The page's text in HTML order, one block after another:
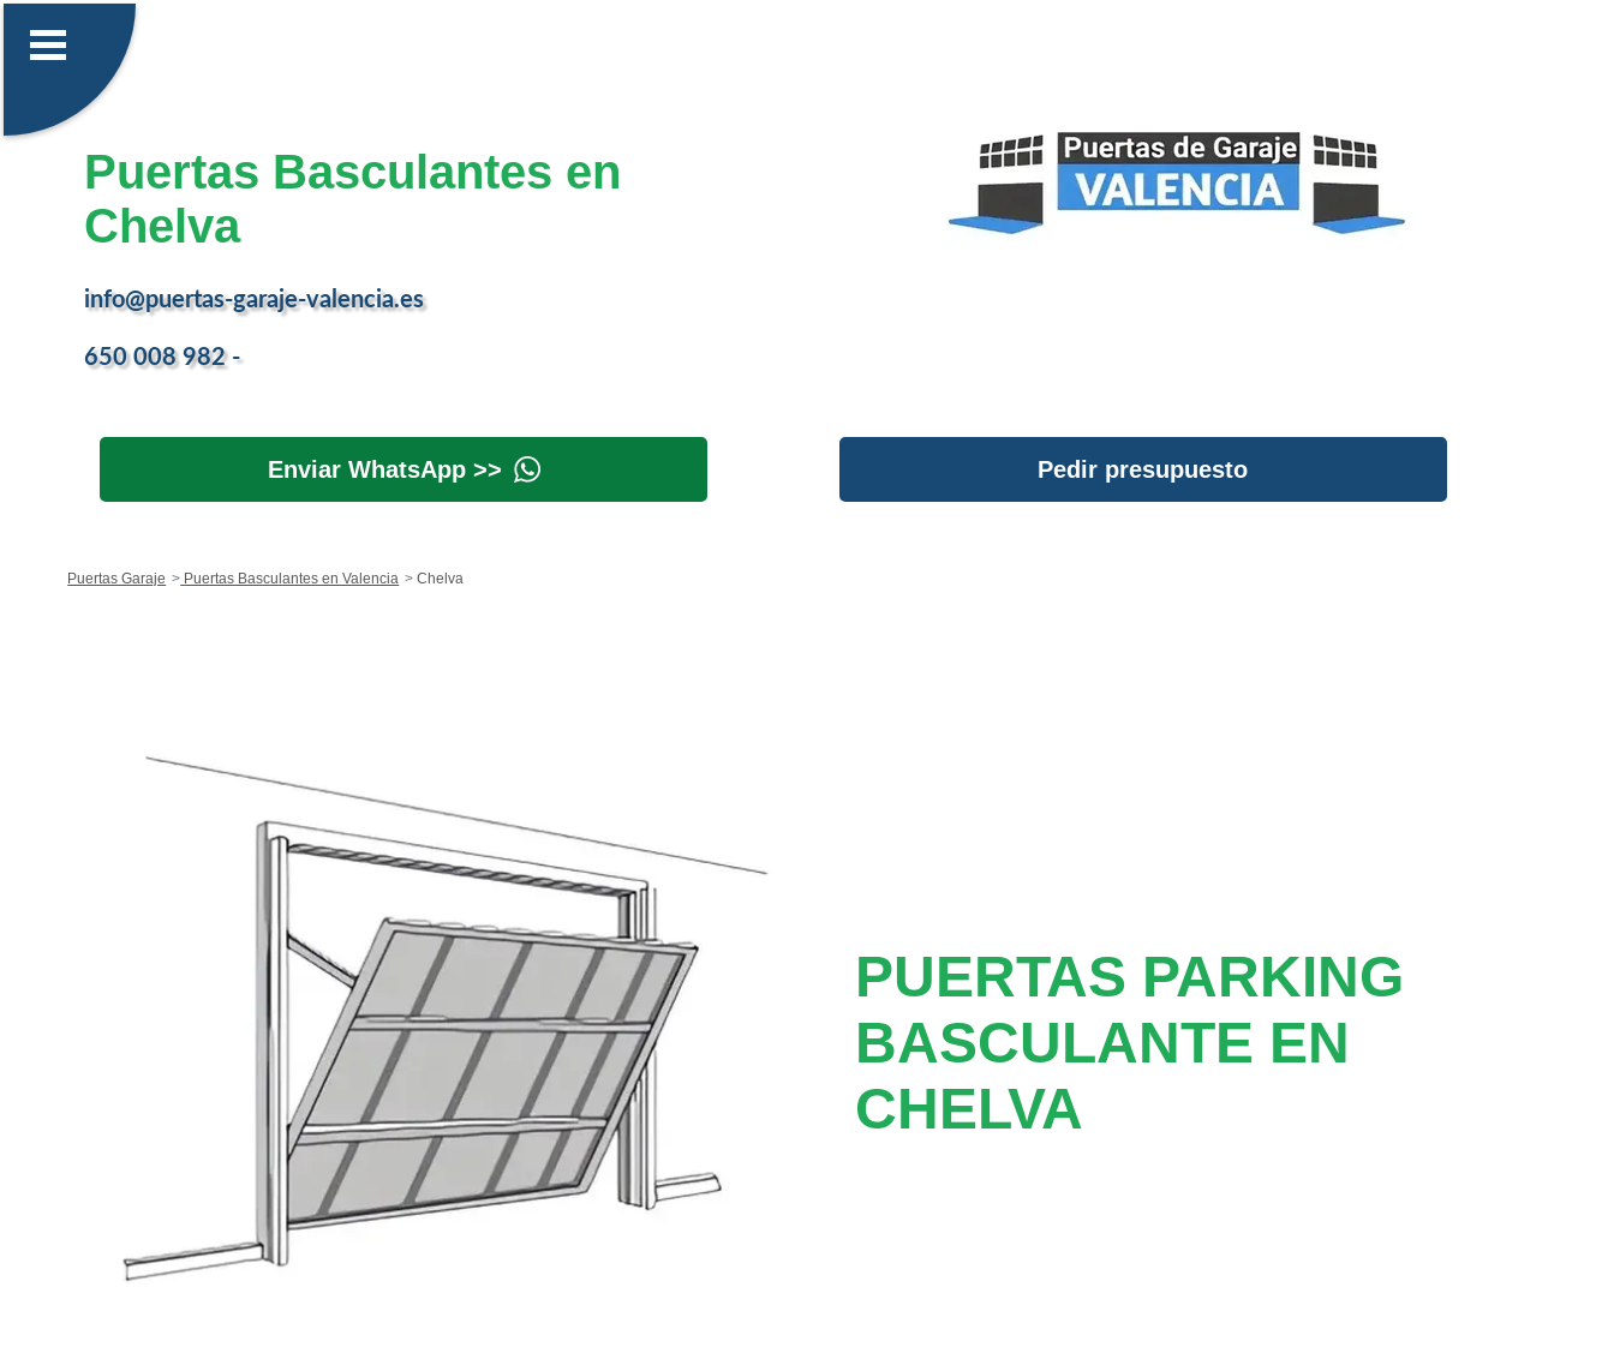
Puertas Basculantes en
Chelva
info@puertas-garaje-valencia.es
650 008 982 -
Enviar WhatsApp >> Pedir presupuesto
Puertas Garaje Puertas Basculantes en Valencia Chelva
PUERTAS PARKING
BASCULANTE EN
CHELVA